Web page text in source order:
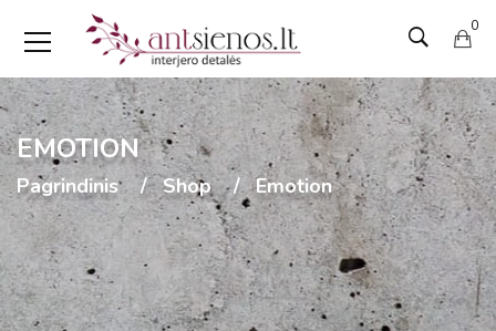
0
EMOTION
Pagrindinis Shop Emotion